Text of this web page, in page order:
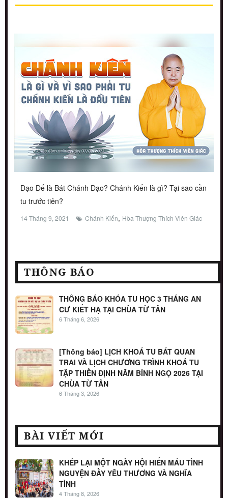
Đạo Đế là Bát Chánh Đạo? Chánh Kiến là gì? Tại sao cần
tu trước tiên?
14 Tháng 9, 2021 Chánh Kiến, Hòa Thượng Thích Viên Giác
THÔNG BÁO
THÔNG BÁO KHÓA TU HỌC 3 THÁNG AN
CƯ KIẾT HẠ TẠI CHÙA TỪ TÂN
6 Tháng 6, 2026
[Thông báo] LỊCH KHOÁ TU BÁT QUAN
TRAI VÀ LỊCH CHƯƠNG TRÌNH KHOÁ TU
TẬP THIỀN ĐỊNH NĂM BÍNH NGỌ 2026 TẠI
CHÙA TỪ TÂN
6 Tháng 3, 2026
BÀI VIẾT MỚI
KHÉP LẠI MỘT NGÀY HỘI HIẾN MÁU TÌNH
NGUYỆN ĐẦY YÊU THƯƠNG VÀ NGHĨA
TÌNH
4 Tháng 8, 2026